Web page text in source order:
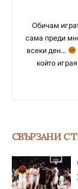
Обичам
сама преди
всеки ден...
който
СВЪРЗАНИ С